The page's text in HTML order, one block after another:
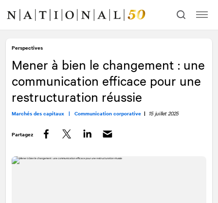
contenu
navigation
Perspectives
Mener à bien le changement : une
communication efficace pour une
restructuration réussie
Marchés des capitaux | Communication corporative | 15 juillet 2025
Partagez